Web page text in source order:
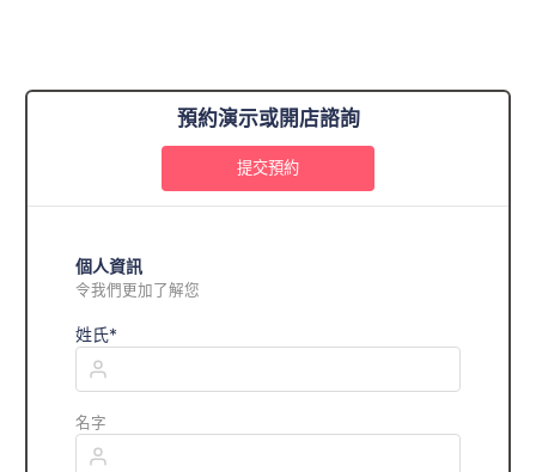
預約演示或開店諮詢
提交預約
個人資訊
令我們更加了解您
姓氏*
名字